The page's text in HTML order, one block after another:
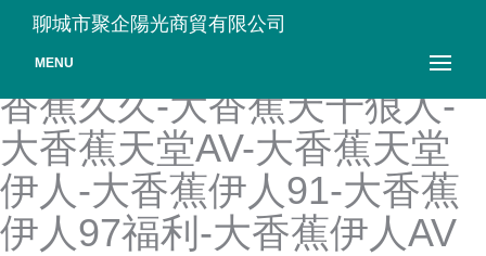
大香蕉丝袜制服-大香蕉四虎
色-大香蕉四色AV-大香蕉太
香蕉久久-大香蕉天干狼人-
大香蕉天堂AV-大香蕉天堂
伊人-大香蕉伊人91-大香蕉
伊人97福利-大香蕉伊人AV
聊城市聚企陽光商貿有限公司
MENU